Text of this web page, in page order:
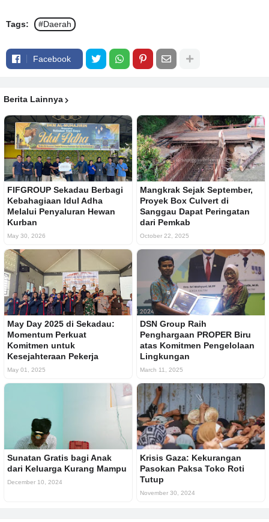
Tags: #Daerah
Facebook
Berita Lainnya
FIFGROUP Sekadau Berbagi
Kebahagiaan Idul Adha
Melalui Penyaluran Hewan
Kurban
May 30, 2026
Mangkrak Sejak September,
Proyek Box Culvert di
Sanggau Dapat Peringatan
dari Pemkab
October 22, 2025
May Day 2025 di Sekadau:
Momentum Perkuat
Komitmen untuk
Kesejahteraan Pekerja
May 01, 2025
DSN Group Raih
Penghargaan PROPER Biru
atas Komitmen Pengelolaan
Lingkungan
March 11, 2025
Sunatan Gratis bagi Anak
dari Keluarga Kurang Mampu
December 10, 2024
Krisis Gaza: Kekurangan
Pasokan Paksa Toko Roti
Tutup
November 30, 2024